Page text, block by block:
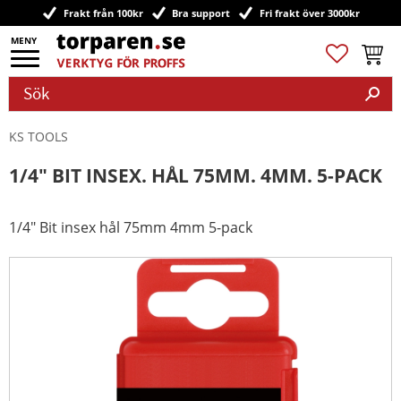
Meny
Frakt från 100kr Bra support Fri frakt över 3000kr
Favoriter
KS TOOLS
1/4" BIT INSEX. HÅL 75MM. 4MM. 5-PACK
1/4" Bit insex hål 75mm 4mm 5-pack